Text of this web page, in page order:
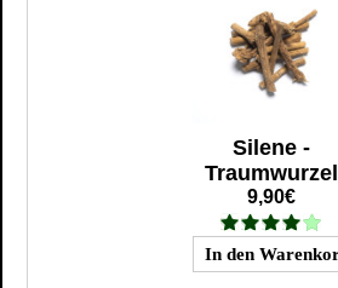
Silene -
Traumwurzel
9,90€